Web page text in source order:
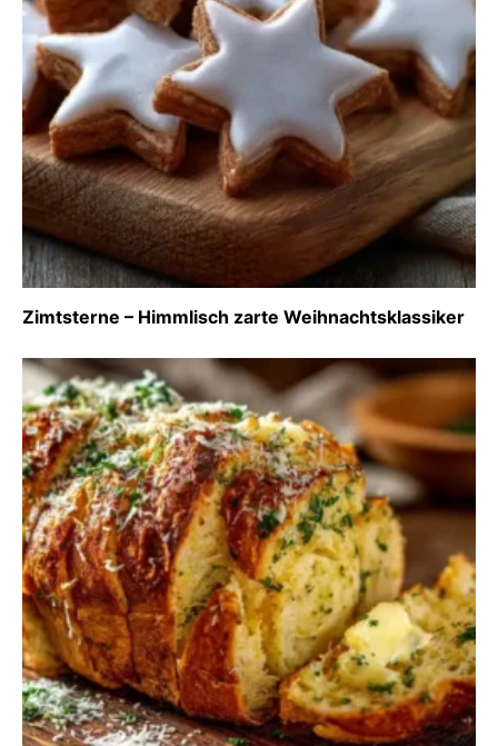
Zimtsterne – Himmlisch zarte Weihnachtsklassiker